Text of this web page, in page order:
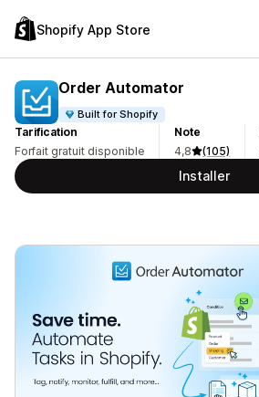
Shopify App Store
Order Automator
Built for Shopify
Tarification
Forfait gratuit disponible
Note
4,8
(105)
Installer